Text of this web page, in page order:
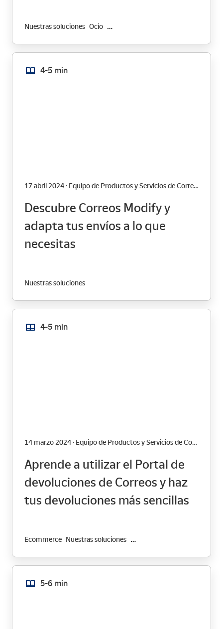
Nuestras soluciones Ocio Transformación Digital
4-5 min
17 abril 2024 · Equipo de Productos y Servicios de Correos
Descubre Correos Modify y
adapta tus envíos a lo que
necesitas
Nuestras soluciones
4-5 min
14 marzo 2024 · Equipo de Productos y Servicios de Correos
Aprende a utilizar el Portal de
devoluciones de Correos y haz
tus devoluciones más sencillas
Ecommerce Nuestras soluciones Transformación Digital
5-6 min